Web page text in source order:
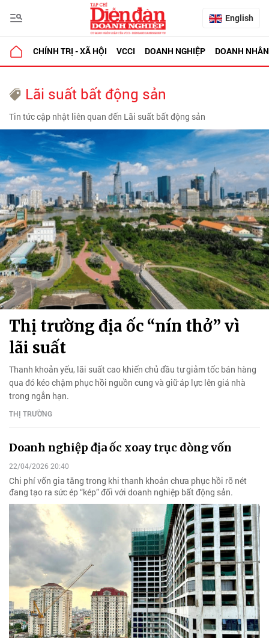
English
CHÍNH TRỊ - XÃ HỘI VCCI DOANH NGHIỆP DOANH NHÂN
Lãi suất bất động sản
Tin tức cập nhật liên quan đến Lãi suất bất động sản
Thị trường địa ốc “nín thở” vì
lãi suất
Thanh khoản yếu, lãi suất cao khiến chủ đầu tư giảm tốc bán hàng
qua đó kéo chậm phục hồi nguồn cung và giữ áp lực lên giá nhà
trong ngắn hạn.
THỊ TRƯỜNG
Doanh nghiệp địa ốc xoay trục dòng vốn
22/04/2026 20:40
Chi phí vốn gia tăng trong khi thanh khoản chưa phục hồi rõ nét
đang tạo ra sức ép “kép” đối với doanh nghiệp bất động sản.